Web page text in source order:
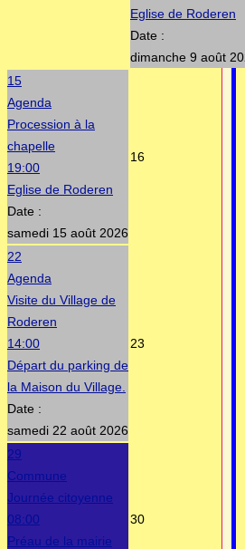
Eglise de Roderen
Date :
dimanche 9 août
15
Agenda
Procession à la
chapelle
19:00
Eglise de Roderen
Date :
samedi 15 août 2026
16
22
Agenda
Visite du Village de
Roderen
14:00
Départ du parking de
la Maison du Village.
Date :
samedi 22 août 2026
23
29
Commune
Journée citoyenne
08:00
Préau de la mairie
30